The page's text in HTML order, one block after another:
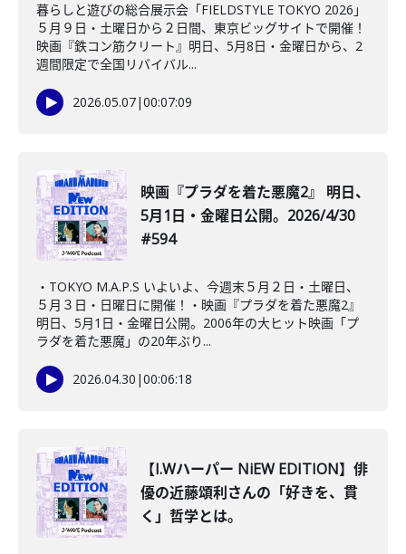
暮らしと遊びの総合展示会「FIELDSTYLE TOKYO 2026」
５月９日・土曜日から２日間、東京ビッグサイトで開催！
映画『鉄コン筋クリート』明日、5月8日・金曜日から、2
週間限定で全国リバイバル...
2026.05.07|00:07:09
映画『プラダを着た悪魔2』 明日、
5月1日・金曜日公開。2026/4/30
#594
・TOKYO M.A.P.S いよいよ、今週末５月２日・土曜日、
５月３日・日曜日に開催！・映画『プラダを着た悪魔2』
明日、5月1日・金曜日公開。2006年の大ヒット映画「プ
ラダを着た悪魔」の20年ぶり...
2026.04.30 |00:06:18
【I.Wハーパー NiEW EDITION】俳
優の近藤頌利さんの「好きを、貫
く」哲学とは。